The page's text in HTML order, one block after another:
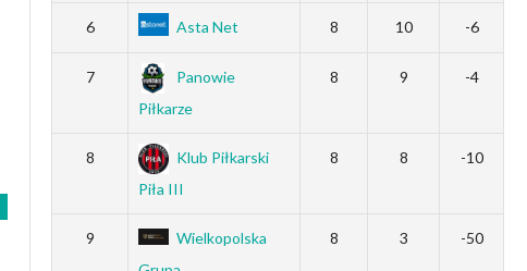
6 Asta Net 8 10 -6
7
Panowie
Piłkarze
8 9 -4
8
Klub Piłkarski
Piła III
8 8 -10
9
Wielkopolska
8 3 -50